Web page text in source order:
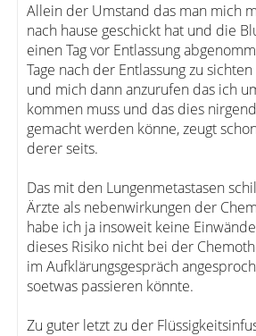
Allein der Umstand das man mich
nach hause geschickt hat und die
einen Tag vor Entlassung
Tage nach der Entlassung zu
und mich dann anzurufen das ich
kommen muss und das dies
gemacht werden könne, zeugt
derer seits.
Das mit den Lungenmetastasen
Ärzte als nebenwirkungen der
habe ich ja insoweit keine
dieses Risiko nicht bei der
im Aufklärungsgespräch
soetwas passieren könnte.
Zu guter letzt zu der